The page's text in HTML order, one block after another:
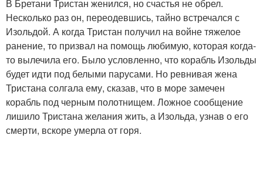
В Бретани Тристан женился, но счастья не обрел.
Несколько раз он, переодевшись, тайно встречался с
Изольдой. А когда Тристан получил на войне тяжелое
ранение, то призвал на помощь любимую, которая когда-
то вылечила его. Было условленно, что корабль Изольды
будет идти под белыми парусами. Но ревнивая жена
Тристана солгала ему, сказав, что в море замечен
корабль под черным полотнищем. Ложное сообщение
лишило Тристана желания жить, а Изольда, узнав о его
смерти, вскоре умерла от горя.